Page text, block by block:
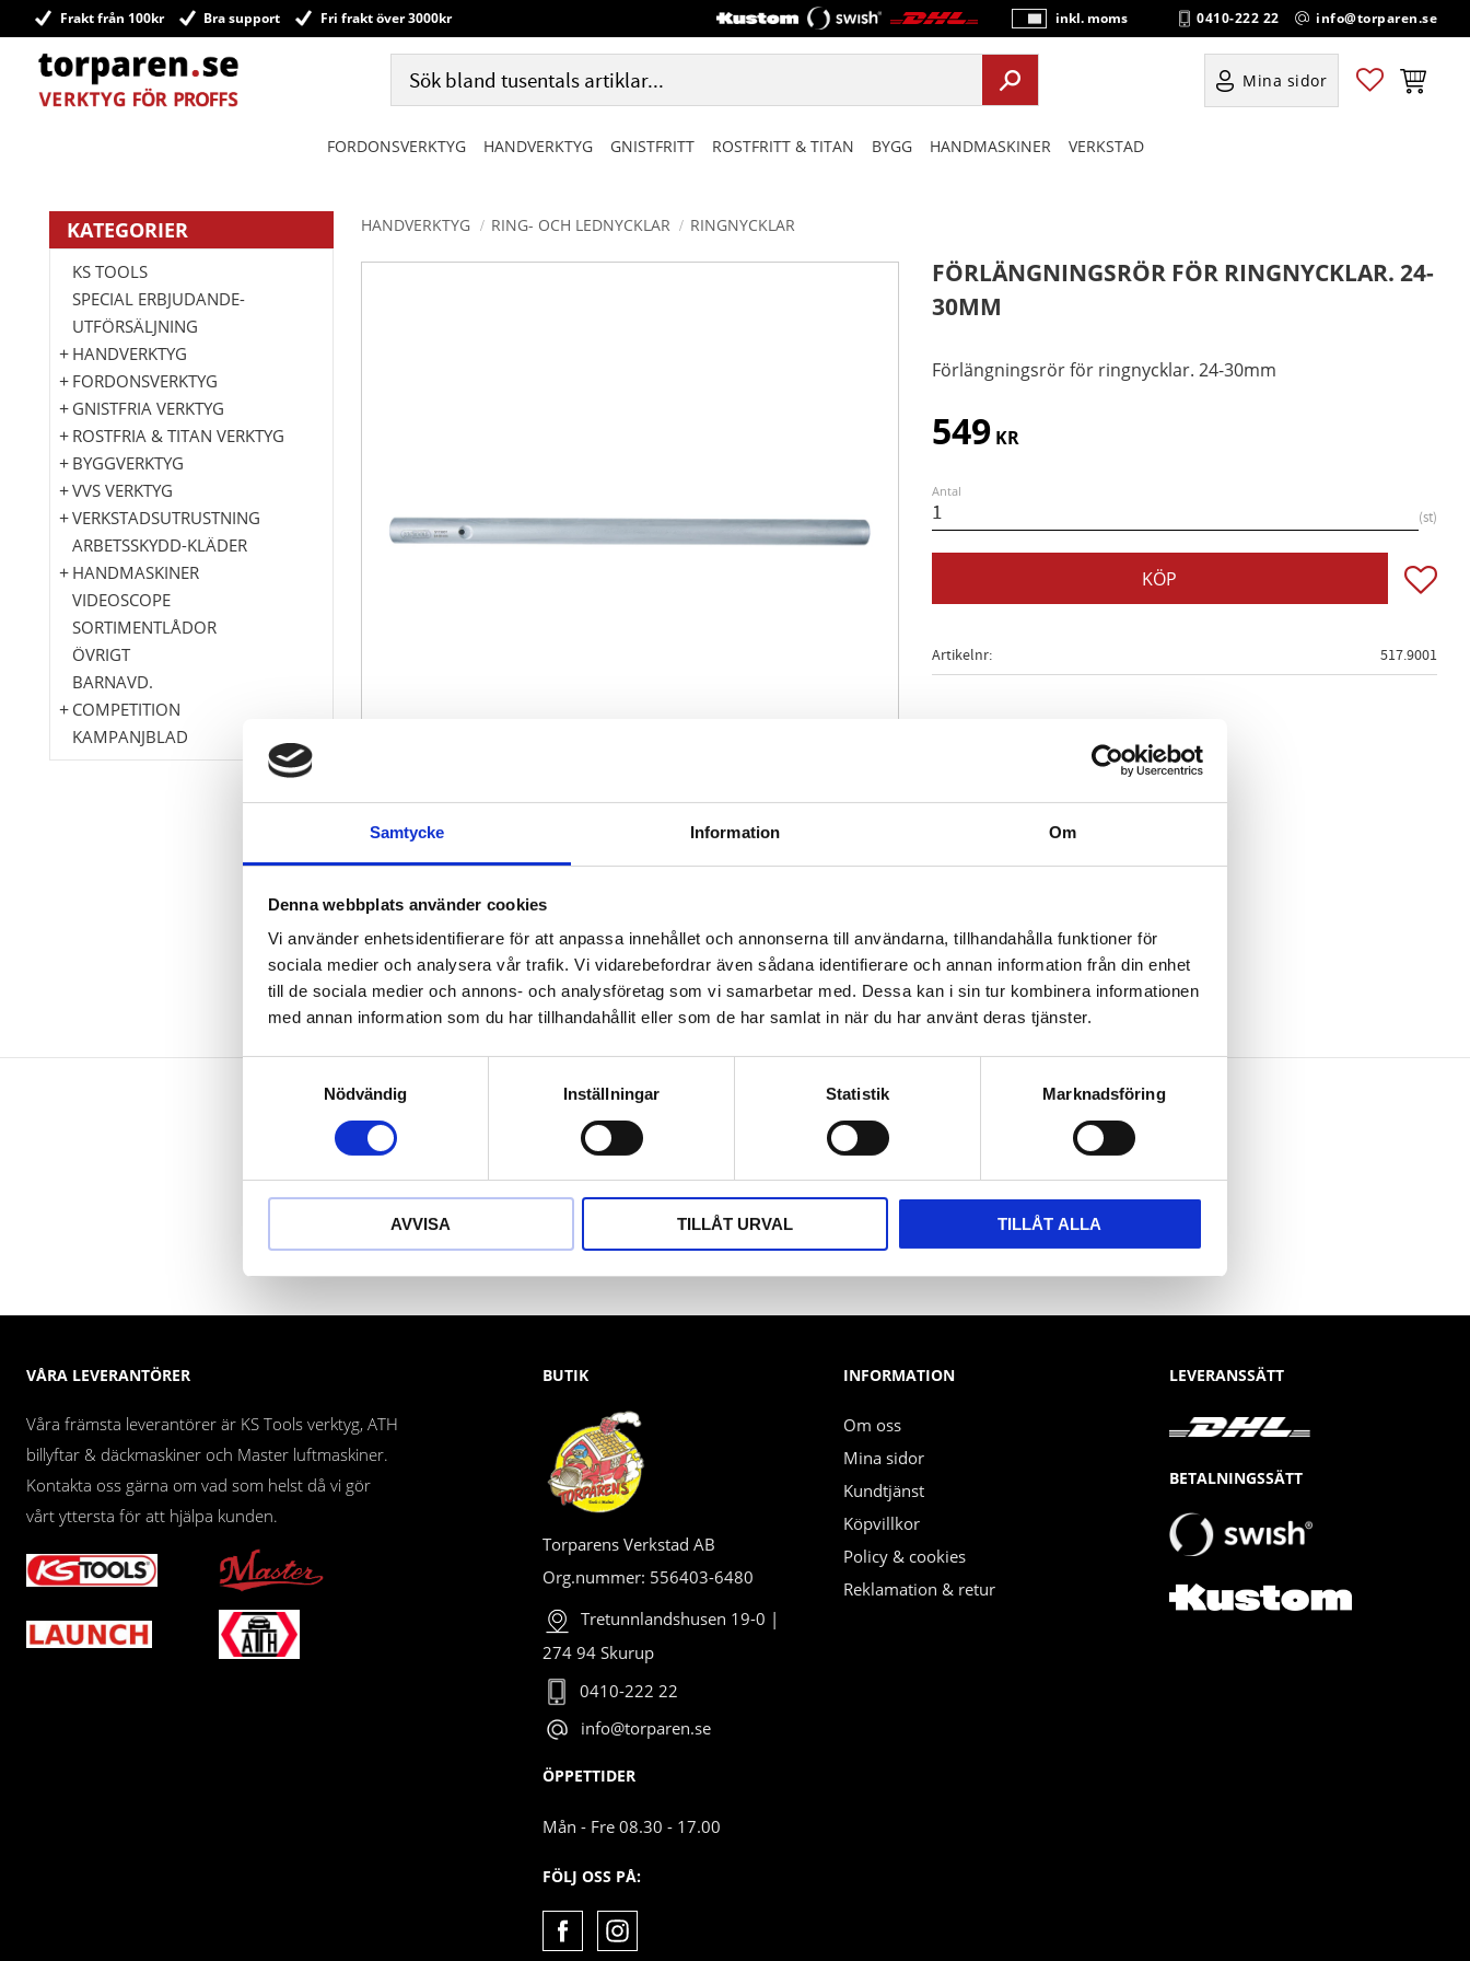
Samtycke Information Om
Denna webbplats använder cookies
Vi använder enhetsidentifierare för att anpassa innehållet och annonserna till användarna, tillhandahålla funktioner för
sociala medier och analysera vår trafik. Vi vidarebefordrar även sådana identifierare och annan information från din enhet
till de sociala medier och annons- och analysföretag som vi samarbetar med. Dessa kan i sin tur kombinera informationen
med annan information som du har tillhandahållit eller som de har samlat in när du har använt deras tjänster.
Nödvändig
Inställningar Statistik Marknadsföring
AVVISA TILLÅT URVAL TILLÅT ALLA
Frakt från 100kr Bra support Fri frakt över 3000kr
P
ri
s
e
vi
inkl. moms 0410-222 22 info@torparen.se
Mina sidor Favoriter
FORDONSVERKTYG HANDVERKTYG GNISTFRITT ROSTFRITT & TITAN BYGG HANDMASKINER VERKSTAD
HANDVERKTYG RING- OCH LEDNYCKLAR RINGNYCKLAR
FÖRLÄNGNINGSRÖR FÖR RINGNYCKLAR. 24-
30MM
Förlängningsrör för ringnycklar. 24-30mm
549KR
Antal
st
KÖP Lägg
Artikelnr 517.9001
Krom vanadium
KATEGORIER
KS TOOLS
SPECIAL ERBJUDANDE-
UTFÖRSÄLJNING
HANDVERKTYG
FORDONSVERKTYG
GNISTFRIA VERKTYG
ROSTFRIA & TITAN VERKTYG
BYGGVERKTYG
VVS VERKTYG
VERKSTADSUTRUSTNING
ARBETSSKYDD-KLÄDER
HANDMASKINER
VIDEOSCOPE
SORTIMENTLÅDOR
ÖVRIGT
BARNAVD.
COMPETITION
KAMPANJBLAD
PRENUMERERA
Dina personuppgifter behandlas i enlighet med vårintegritetspolicy.
VÅRA LEVERANTÖRER
Våra främsta leverantörer är KS Tools verktyg, ATH
billyftar & däckmaskiner och Master luftmaskiner.
Kontakta oss gärna om vad som helst då vi gör
vårt yttersta för att hjälpa kunden.
BUTIK
Torparens Verkstad AB
Org.nummer: 556403-6480
Tretunnlandshusen 19-0 |
274 94 Skurup
0410-222 22
info@torparen.se
ÖPPETTIDER
Mån - Fre 08.30 - 17.00
FÖLJ OSS PÅ:
INFORMATION
Om oss
Mina sidor
Kundtjänst
Köpvillkor
Policy & cookies
Reklamation & retur
LEVERANSSÄTT
BETALNINGSSÄTT